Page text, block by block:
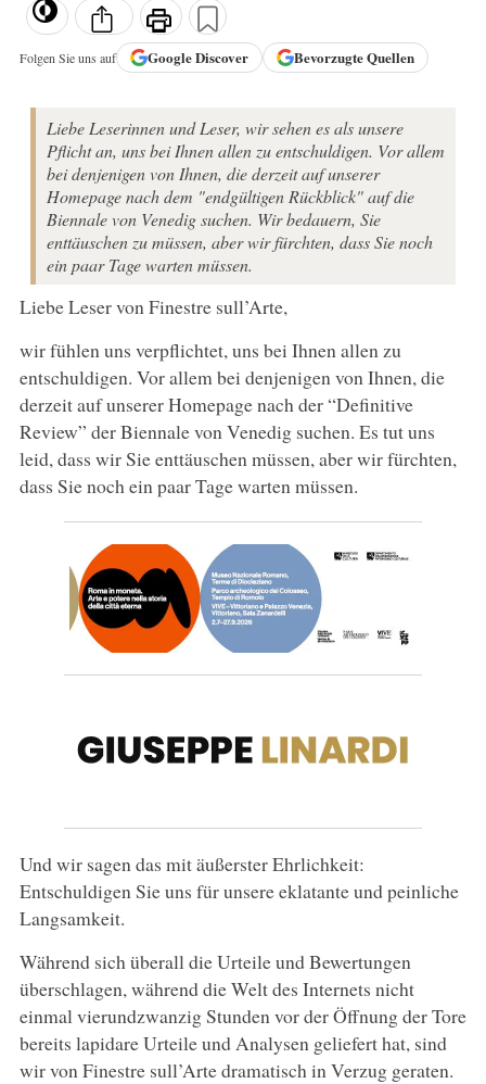
Folgen Sie uns auf GoogleDiscover Bevorzugte Quellen
Liebe Leserinnen und Leser, wir sehen es als unsere
Pflicht an, uns bei Ihnen allen zu entschuldigen. Vor allem
bei denjenigen von Ihnen, die derzeit auf unserer
Homepage nach dem "endgültigen Rückblick" auf die
Biennale von Venedig suchen. Wir bedauern, Sie
enttäuschen zu müssen, aber wir fürchten, dass Sie noch
ein paar Tage warten müssen.
Liebe Leser von Finestre sull’Arte,
wir fühlen uns verpflichtet, uns bei Ihnen allen zu
entschuldigen. Vor allem bei denjenigen von Ihnen, die
derzeit auf unserer Homepage nach der “Definitive
Review” der Biennale von Venedig suchen. Es tut uns
leid, dass wir Sie enttäuschen müssen, aber wir fürchten,
dass Sie noch ein paar Tage warten müssen.
Und wir sagen das mit äußerster Ehrlichkeit:
Entschuldigen Sie uns für unsere eklatante und peinliche
Langsamkeit.
Während sich überall die Urteile und Bewertungen
überschlagen, während die Welt des Internets nicht
einmal vierundzwanzig Stunden vor der Öffnung der Tore
bereits lapidare Urteile und Analysen geliefert hat, sind
wir von Finestre sull’Arte dramatisch in Verzug geraten.